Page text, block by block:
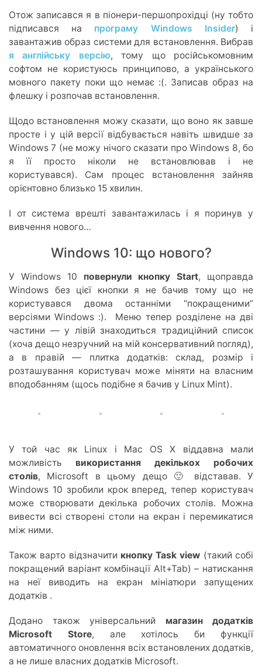
Отож записався я в піонери-першопрохідці (ну тобто
підписався на програму Windows Insider) і
завантажив образ системи для встановлення. Вибрав
я англійську версію, тому що російськомовним
софтом не користуюсь принципово, а українського
мовного пакету поки що немає :(. Записав образ на
флешку і розпочав встановлення.
Щодо встановлення можу сказати, що воно як завше
просте і у цій версії відбувається навіть швидше за
Windows 7 (не можу нічого сказати про Windows 8, бо
я її просто ніколи не встановлював і не
користувався). Сам процес встановлення зайняв
орієнтовно близько 15 хвилин.
І от система врешті завантажилась і я поринув у
вивчення нового…
Windows 10: що нового?
У Windows 10 повернули кнопку Start, щоправда
Windows без цієї кнопки я не бачив тому що не
користувався двома останніми “покращеними”
версіями Windows :). Меню тепер розділене на дві
частини — у лівій знаходиться традиційний список
(хоча дещо незручний на мій консервативний погляд),
а в правій — плитка додатків: склад, розмір і
розташування користувач може міняти на власним
вподобанням (щось подібне я бачив у Linux Mint).
У той час як Linux і Mac OS X віддавна мали
можливість використання декількох робочих
столів, Microsoft в цьому дещо 🙂 відставав. У
Windows 10 зробили крок вперед, тепер користувач
може створювати декілька робочих столів. Можна
вивести всі створені столи на екран і перемикатися
між ними.
Також варто відзначити кнопку Task view (такий собі
покращений варіант комбінації Alt+Tab) – натискання
на неї виводить на екран мініатюри запущених
додатків .
Додано також універсальний магазин додатків
Microsoft Store, але хотілось би функції
автоматичного оновлення всіх встановлених додатків,
а не лише власних додатків Microsoft.